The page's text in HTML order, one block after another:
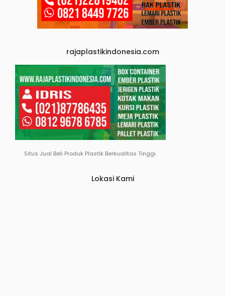
rajaplastikindonesia.com
Situs Jual Beli Produk Plastik Berkualitas Tinggi.
Lokasi Kami